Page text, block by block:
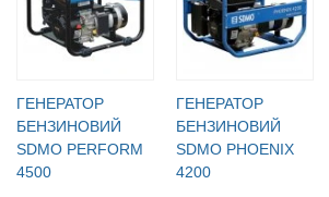
ГЕНЕРАТОР
БЕНЗИНОВИЙ
SDMO PERFORM
4500
ГЕНЕРАТОР
БЕНЗИНОВИЙ
SDMO PHOENIX
4200